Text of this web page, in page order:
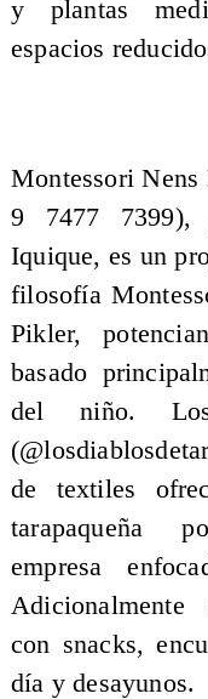
y plantas
espacios
Montessori Nens
9 7477 7399),
Iquique, es un
filosofía
Pikler,
basado
del niño.
de textiles
tarapaqueña
empresa
Adicionalmente
con snacks,
día y desayunos.